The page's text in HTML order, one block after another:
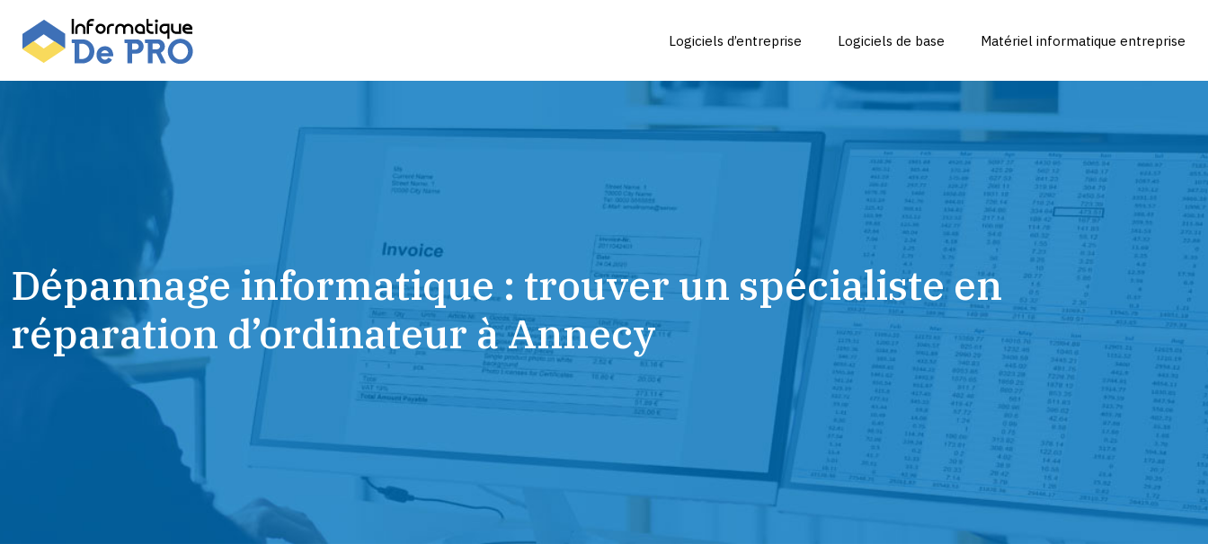
Logiciels d’entreprise Logiciels de base Matériel informatique entreprise
Dépannage informatique : trouver un spécialiste en
réparation d’ordinateur à Annecy